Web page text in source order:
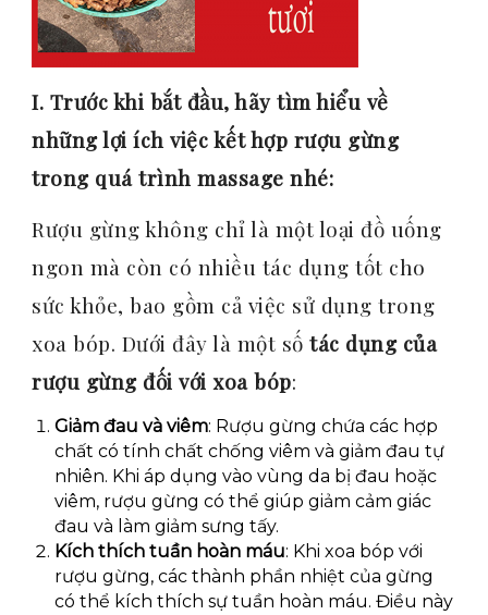
I. Trước khi bắt đầu, hãy tìm hiểu về
những lợi ích việc kết hợp rượu gừng
trong quá trình massage nhé:
Rượu gừng không chỉ là một loại đồ uống
ngon mà còn có nhiều tác dụng tốt cho
sức khỏe, bao gồm cả việc sử dụng trong
xoa bóp. Dưới đây là một số tác dụng của
rượu gừng đối với xoa bóp:
Giảm đau và viêm: Rượu gừng chứa các hợp
chất có tính chất chống viêm và giảm đau tự
nhiên. Khi áp dụng vào vùng da bị đau hoặc
viêm, rượu gừng có thể giúp giảm cảm giác
đau và làm giảm sưng tấy.
Kích thích tuần hoàn máu: Khi xoa bóp với
rượu gừng, các thành phần nhiệt của gừng
có thể kích thích sự tuần hoàn máu. Điều này